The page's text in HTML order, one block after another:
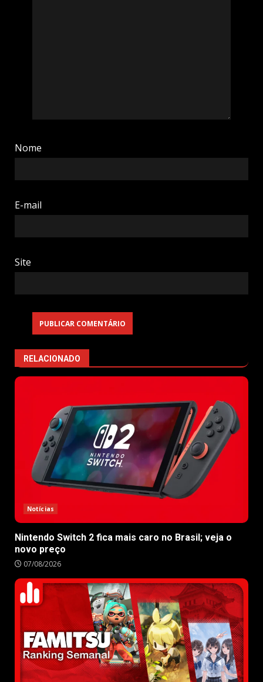
Nome
E-mail
Site
RELACIONADO
Notícias
Nintendo Switch 2 fica mais caro no Brasil; veja o
novo preço
07/08/2026